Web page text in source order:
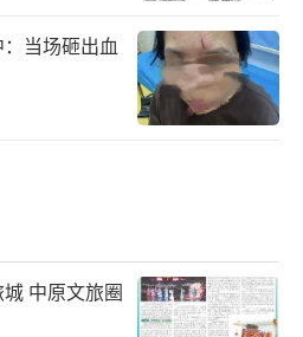
当场砸出血
中原文旅圈